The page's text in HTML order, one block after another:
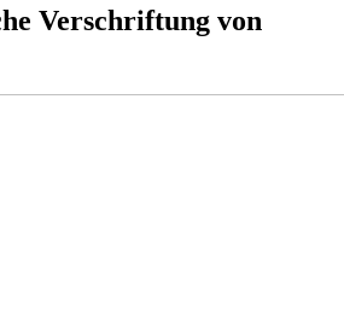
Verschriftung von